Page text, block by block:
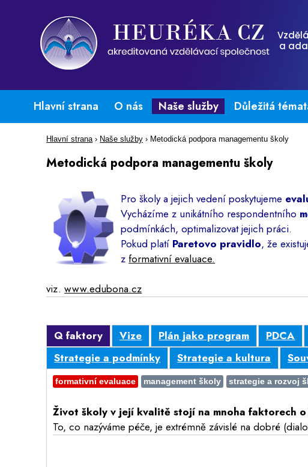
a
Hlavní strana O nás Naše služby Důležitá
Hlavní strana › Naše služby › Metodická podpora managementu školy
Metodická podpora managementu školy
Pro školy a jejich vedení poskytujeme
Vycházíme z unikátního respondentního
podmínkách, optimalizovat jejich práci.
Pokud platí Paretovo pravidlo, že
z formativní evaluace.
viz.www.edubona.cz
Q faktory Vize Plán jako program PDCA
Strategie a podmínky
Strategie a kultura
formativní evaluace management školy strategie a rozvoj
Život školy v její kvalitě stojí na mnoha faktorech
To, co nazýváme péče, je extrémně závislé na dobré